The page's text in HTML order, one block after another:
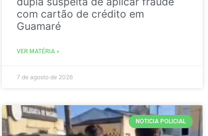
com cartão de crédito em
Guamaré
VER MATÉRIA »
7 de agosto de 2026
NOTICIA POLICIAL